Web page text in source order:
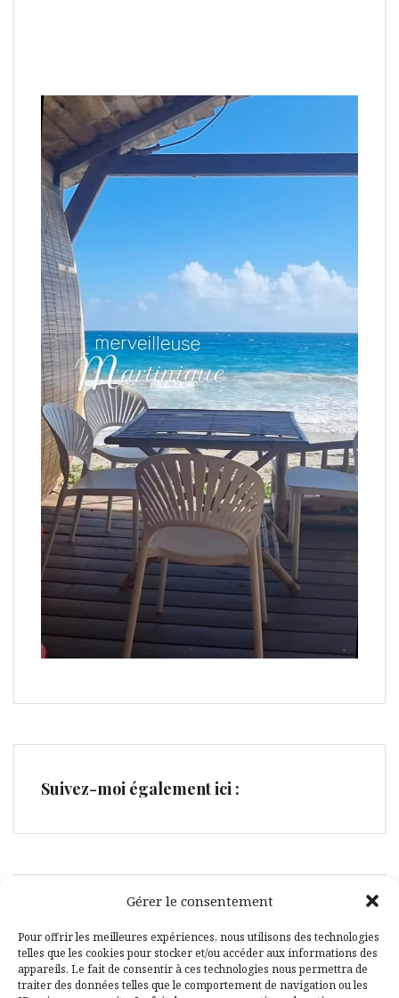
Gérer le consentement
Pour offrir les meilleures expériences, nous utilisons des technologies
telles que les cookies pour stocker et/ou accéder aux informations des
appareils. Le fait de consentir à ces technologies nous permettra de
traiter des données telles que le comportement de navigation ou les
Suivez-moi également ici :
a
c
e
i
n
t